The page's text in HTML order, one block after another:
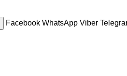
Facebook WhatsApp Viber